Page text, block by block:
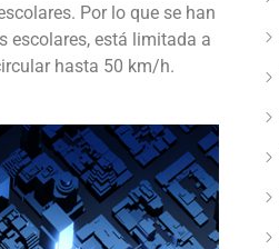
Por lo que se han
escolares, está limitada a
hasta 50 km/h.